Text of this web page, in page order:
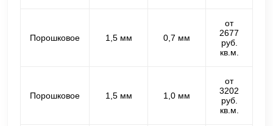
Порошковое 1,5 мм 0,7 мм
от
2677
руб.
кв.м.
Порошковое 1,5 мм 1,0 мм
от
3202
руб.
кв.м.